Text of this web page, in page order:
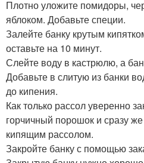
Плотно уложите помидоры,
яблоком. Добавьте специи.
Залейте банку крутым
оставьте на 10 минут.
Слейте воду в кастрюлю, а
Добавьте в слитую из банки
до кипения.
Как только рассол уверенно
горчичный порошок и сразу
кипящим рассолом.
Закройте банку с помощью